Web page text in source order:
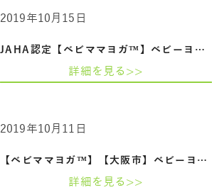
JAHA認定【ベビママヨガ™】ベビーヨガ＆マ…
2019年10月15日
詳細を見る>>
【ベビママヨガ™】【大阪市】ベビーヨガ＆…
2019年10月11日
詳細を見る>>